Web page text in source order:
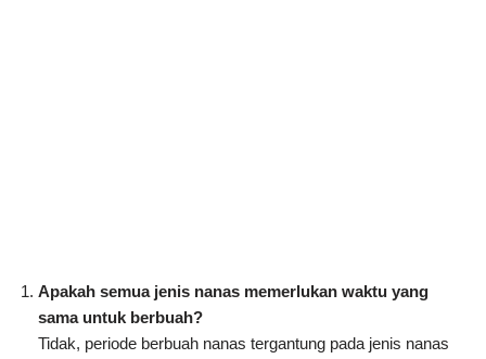
Apakah semua jenis nanas memerlukan waktu yang
sama untuk berbuah?
Tidak, periode berbuah nanas tergantung pada jenis nanas